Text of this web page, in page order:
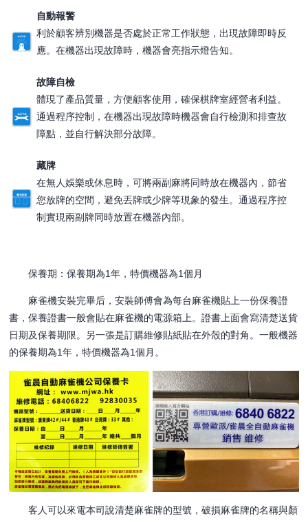
自動報警
利於顧客辨別機器是否處於正常工作狀態，出現故障即時反
應。在機器出現故障時，機器會亮指示燈告知。
故障自檢
體現了產品質量，方便顧客使用，確保棋牌室經營者利益。
通過程序控制，在機器出現故障時機器會自行檢測和排查故
障點，並自行解決部分故障。
藏牌
在無人娛樂或休息時，可將兩副麻將同時放在機器內，節省
您放牌的空間，避免丟牌或少牌等現象的發生。通過程序控
制實現兩副牌同時放置在機器內部。
保養期：保養期為1年，特價機器為1個月
麻雀機安裝完畢后，安裝師傅會為每台麻雀機貼上一份保養證
書，保養證書一般會貼在麻雀機的電源箱上。證書上面會寫清楚送貨
日期及保養期限。另一張是訂購維修貼紙貼在外殼的對角。一般機器
的保養期為1年，特價機器為1個月。
客人可以來電本司說清楚麻雀牌的型號，破損麻雀牌的名稱與顏